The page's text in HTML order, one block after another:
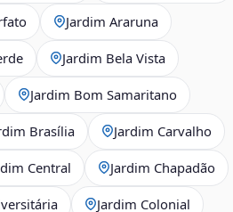
Jardim Araruna
Jardim Bela Vista
Jardim Bom Samaritano
Brasília Jardim Carvalho
Central Jardim Chapadão
Jardim Colonial